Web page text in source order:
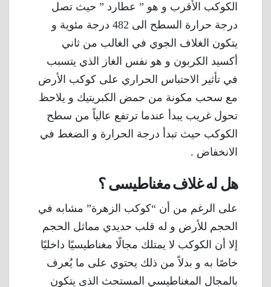
الكوكب الأقرب و هو ” عطارد ” حيث تصل
درجة حرارة السطح الى 482 درجة مئوية و
يتكون الغلاف الجوي في الغالب من ثاني
أكسيد الكربون و هو نفس الغاز الذي يتسبب
في تأثير الاحتباس الحراري على كوكب الأرض
مع سحب مكونة من حمض الكبريتيك و يلاحظ
تحول غريب يبدأ عندما ترتفع عالياً من سطح
الكوكب حيث تبدأ درجة الحرارة و الضغط في
الانخفاض .
هل له غلاف مغناطيسى ؟
على الرغم من أن “كوكب الزهرة” مشابه في
الحجم للأرض و له قلب حديدي مماثل الحجم
إلا أن الكوكب لا يمتلك مجالًا مغناطيسيًا داخليًا
خاصًا به و بدلاً من ذلك يحتوي على ما يُعرف
بالمجال المغناطيسي المستحث الذى يتكون